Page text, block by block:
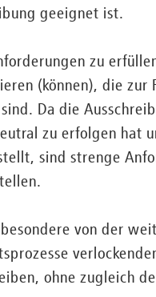
geeignet ist.
zu
(können), die
Da die
zu erfolgen hat
sind strenge
von der
ohne zugleich